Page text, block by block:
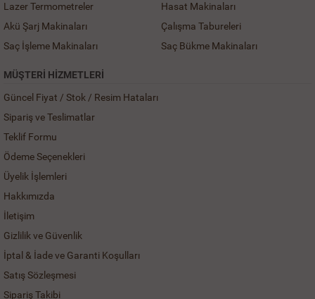
Lazer Termometreler
Hasat Makinaları
Akü Şarj Makinaları
Çalışma Tabureleri
Saç İşleme Makinaları
Saç Bükme Makinaları
MÜŞTERI HIZMETLERI
Güncel Fiyat / Stok / Resim Hataları
Sipariş ve Teslimatlar
Teklif Formu
Ödeme Seçenekleri
Üyelik İşlemleri
Hakkımızda
İletişim
Gizlilik ve Güvenlik
İptal & İade ve Garanti Koşulları
Satış Sözleşmesi
Sipariş Takibi